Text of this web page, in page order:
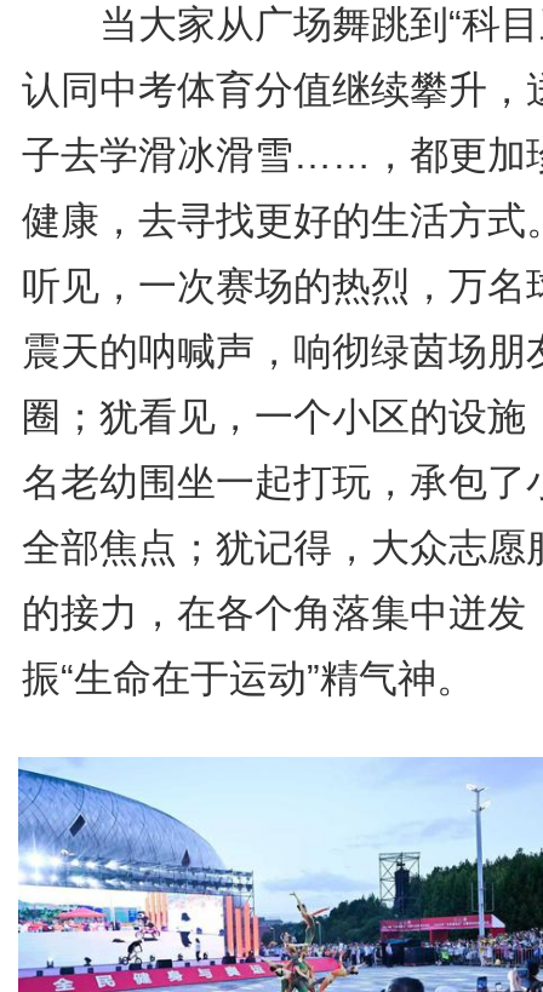
当大家从广场舞跳到“科目
认同中考体育分值继续攀升，
子去学滑冰滑雪……，都更加
健康，去寻找更好的生活方式
听见，一次赛场的热烈，万名
震天的呐喊声，响彻绿茵场朋
圈；犹看见，一个小区的设施
名老幼围坐一起打玩，承包了
全部焦点；犹记得，大众志愿
的接力，在各个角落集中迸发
振“生命在于运动”精气神。